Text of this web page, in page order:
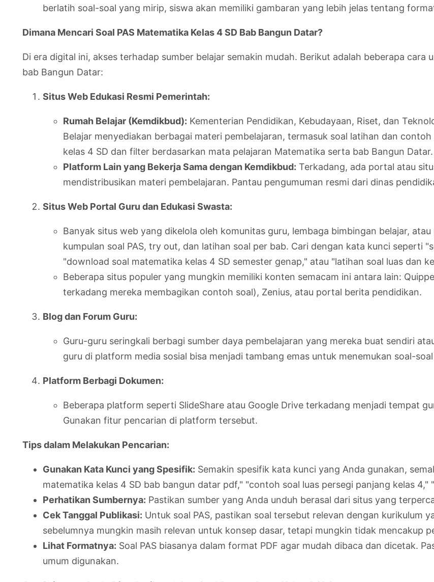
berlatih soal-soal yang mirip, siswa akan memiliki gambaran yang lebih jelas tentang
Dimana Mencari Soal PAS Matematika Kelas 4 SD Bab Bangun Datar?
Di era digital ini, akses terhadap sumber belajar semakin mudah. Berikut adalah beberapa cara
bab Bangun Datar:
Situs Web Edukasi Resmi Pemerintah:
Rumah Belajar (Kemdikbud): Kementerian Pendidikan, Kebudayaan, Riset, dan
Belajar menyediakan berbagai materi pembelajaran, termasuk soal latihan dan
kelas 4 SD dan filter berdasarkan mata pelajaran Matematika serta bab Bangun Datar.
Platform Lain yang Bekerja Sama dengan Kemdikbud: Terkadang, ada portal atau
mendistribusikan materi pembelajaran. Pantau pengumuman resmi dari dinas
Situs Web Portal Guru dan Edukasi Swasta:
Banyak situs web yang dikelola oleh komunitas guru, lembaga bimbingan belajar,
kumpulan soal PAS, try out, dan latihan soal per bab. Cari dengan kata kunci seperti
"download soal matematika kelas 4 SD semester genap," atau "latihan soal luas dan
Beberapa situs populer yang mungkin memiliki konten semacam ini antara lain:
terkadang mereka membagikan contoh soal), Zenius, atau portal berita pendidikan.
Blog dan Forum Guru:
Guru-guru seringkali berbagi sumber daya pembelajaran yang mereka buat sendiri
guru di platform media sosial bisa menjadi tambang emas untuk menemukan soal-
Platform Berbagi Dokumen:
Beberapa platform seperti SlideShare atau Google Drive terkadang menjadi tempat
Gunakan fitur pencarian di platform tersebut.
Tips dalam Melakukan Pencarian:
Gunakan Kata Kunci yang Spesifik: Semakin spesifik kata kunci yang Anda gunakan,
matematika kelas 4 SD bab bangun datar pdf," "contoh soal luas persegi panjang kelas 4,"
Perhatikan Sumbernya: Pastikan sumber yang Anda unduh berasal dari situs yang
Cek Tanggal Publikasi: Untuk soal PAS, pastikan soal tersebut relevan dengan kurikulum
sebelumnya mungkin masih relevan untuk konsep dasar, tetapi mungkin tidak mencakup
Lihat Formatnya: Soal PAS biasanya dalam format PDF agar mudah dibaca dan dicetak.
umum digunakan.